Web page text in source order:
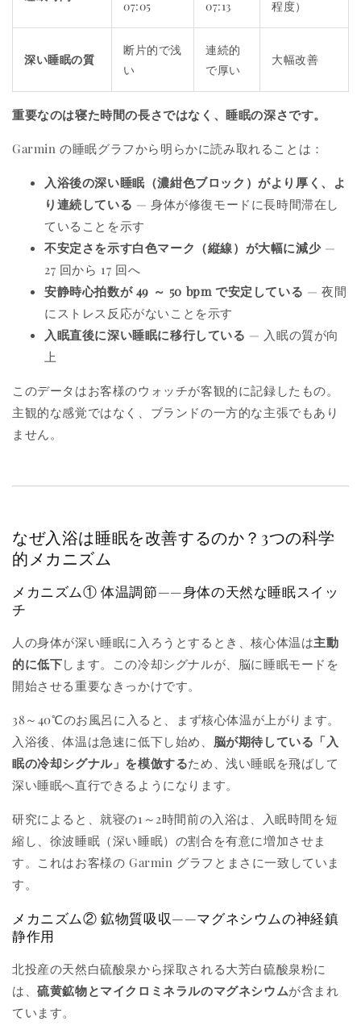
07:05
07:13
程度）
深い睡眠の質
断片的で浅
い
連続的
で厚い
大幅改善
重要なのは寝た時間の長さではなく、睡眠の深さです。
Garmin の睡眠グラフから明らかに読み取れることは：
入浴後の深い睡眠（濃紺色ブロック）がより厚く、よ
り連続している — 身体が修復モードに長時間滞在し
ていることを示す
不安定さを示す白色マーク（縦線）が大幅に減少—
27 回から 17 回へ
安静時心拍数が 49 ～ 50 bpm で安定している — 夜間
にストレス反応がないことを示す
入眠直後に深い睡眠に移行している — 入眠の質が向
上
このデータはお客様のウォッチが客観的に記録したもの。
主観的な感覚ではなく、ブランドの一方的な主張でもあり
ません。
なぜ入浴は睡眠を改善するのか？3つの科学
的メカニズム
メカニズム① 体温調節——身体の天然な睡眠スイッ
チ
人の身体が深い睡眠に入ろうとするとき、核心体温は主動
的に低下します。この冷却シグナルが、脳に睡眠モードを
開始させる重要なきっかけです。
38～40℃のお風呂に入ると、まず核心体温が上がります。
入浴後、体温は急速に低下し始め、 脳が期待している「入
眠の冷却シグナル」を模倣するため、浅い睡眠を飛ばして
深い睡眠へ直行できるようになります。
研究によると、就寝の1～2時間前の入浴は、入眠時間を短
縮し、徐波睡眠（深い睡眠）の割合を有意に増加させま
す。これはお客様の Garmin グラフとまさに一致していま
す。
メカニズム② 鉱物質吸収——マグネシウムの神経鎮
静作用
北投産の天然白硫酸泉から採取される大芳白硫酸泉粉に
は、硫黄鉱物とマイクロミネラルのマグネシウムが含まれ
ています。